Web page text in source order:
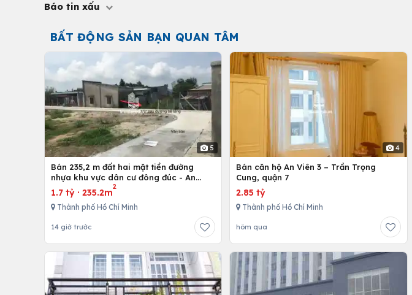
Báo tin xấu
BẤT ĐỘNG SẢN BẠN QUAN TÂM
5
Bán 235,2 m đất hai mặt tiền đường
nhựa khu vực dân cư đông đúc - An
nhứt-Long Điền - Bà Rịa
1.7 tỷ · 235.2m
2
Thành phố Hồ Chí Minh
14 giờ trước
4
Bán căn hộ An Viên 3 – Trần Trọng
Cung, quận 7
2.85 tỷ
Thành phố Hồ Chí Minh
hôm qua